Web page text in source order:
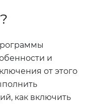
и
от этого
как включить